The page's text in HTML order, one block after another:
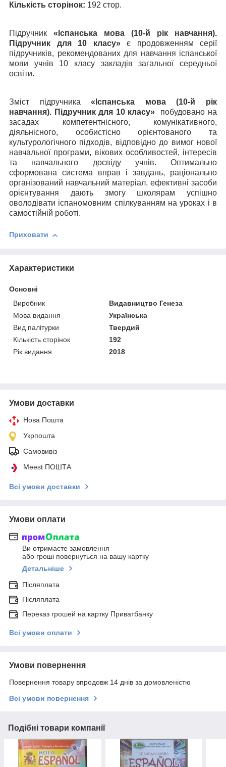
Кількість сторінок: 192 стор.
Підручник «Іспанська мова (10-й рік навчання).
Підручник для 10 класу»є продовженням серії
підручників, рекомендо­ваних для навчання іспанської
мови учнів 10 класу закла­дів загальної середньої
освіти.
Зміст підручника«Іспанська мова (10-й рік
навчання). Підручник для 10 класу»
побудовано на
засадах компетентнісного, комунікативного,
діяльнісного, особистісно орієнтованого та
культурологічного підходів, від­повідно до вимог нової
навчальної програми, вікових особли­востей, інтересів
та навчального досвіду учнів. Оптимально
сформована система вправ і завдань, раціонально
організо­ваний навчальний матеріал, ефективні засоби
орієнтування дають змогу школярам успішно
оволодівати іспаномовним спілкуванням на уроках і в
самостійній роботі.
Приховати
Характеристики
Основні
Виробник
Видавництво Генеза
Мова видання
Українська
Вид палітурки
Твердий
Кількість сторінок
192
Рік видання
2018
Умови доставки
Нова Пошта
Укрпошта
Самовивіз
Meest ПОШТА
Всі умови доставки
Умови оплати
Ви отримаєте замовлення
або гроші повернуться на вашу картку
Детальніше
Післяплата
Післяплата
Переказ грошей на картку Приватбанку
Всі умови оплати
Умови повернення
Повернення товару впродовж 14 днів за домовленістю
Всі умови повернення
Подібні товари компанії